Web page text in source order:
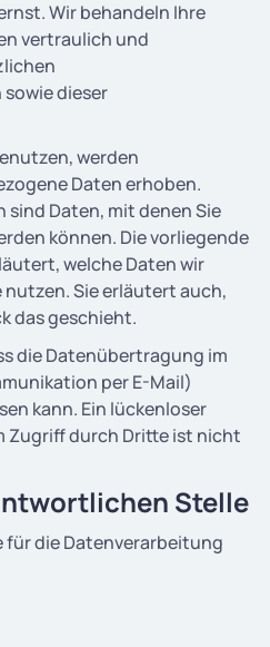
Wir behandeln Ihre
vertraulich und
dieser
werden
Daten erhoben.
sind Daten, mit denen Sie
können. Die vorliegende
welche Daten wir
Sie erläutert auch,
das geschieht.
die Datenübertragung im
per E-Mail)
kann. Ein lückenloser
Zugriff durch Dritte ist nicht
Stelle
die Datenverarbeitung